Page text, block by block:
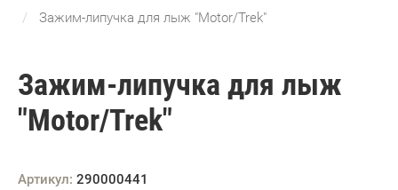
Зажим-липучка для лыж "Motor/Trek"
Зажим-липучка для лыж
"Motor/Trek"
Артикул: 290000441